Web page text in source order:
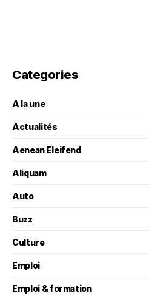
Categories
A la une
Actualités
Aenean Eleifend
Aliquam
Auto
Buzz
Culture
Emploi
Emploi & formation